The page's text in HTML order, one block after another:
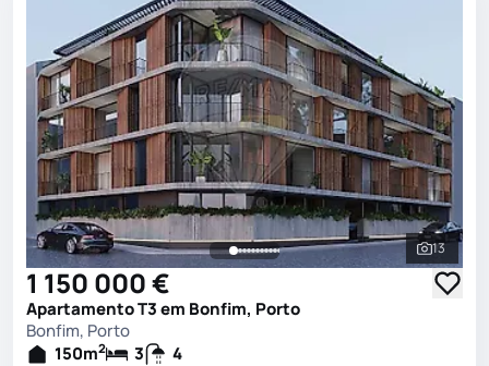
Ver
13
1 150 000 €
Apartamento T3 em Bonfim, Porto
Bonfim, Porto
150m2 3 4